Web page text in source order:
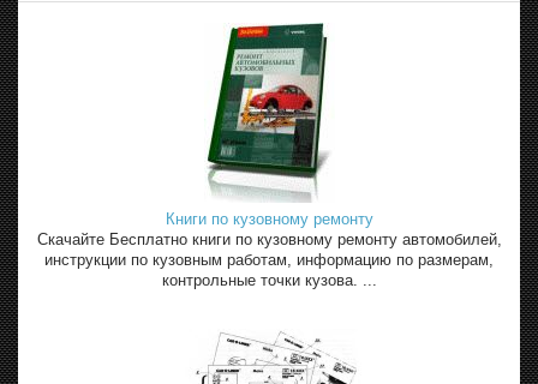
Книги по кузовному ремонту
Скачайте Бесплатно книги по кузовному ремонту автомобилей,
инструкции по кузовным работам, информацию по размерам,
контрольные точки кузова. ...